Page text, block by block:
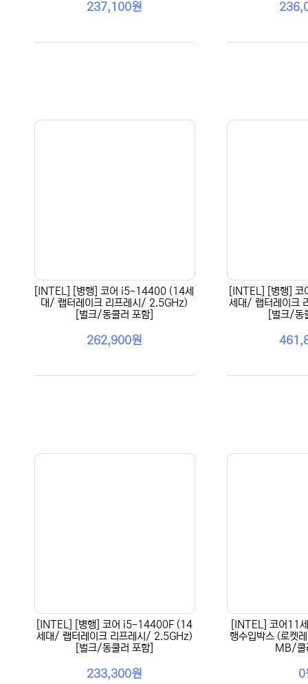
237,100원
[INTEL] [병행] 코어 i5-14400 (14세
대/ 랩터레이크 리프레시/ 2.5GHz)
[벌크/동쿨러 포함]
262,900원
[INTEL] [병행]
세대/ 랩터레이크
[벌크/동
[INTEL] [병행] 코어 i5-14400F (14
세대/ 랩터레이크 리프레시/ 2.5GHz)
[벌크/동쿨러 포함]
233,300원
[INTEL] 코어11
행수입박스 (로켓
MB/쿨
0